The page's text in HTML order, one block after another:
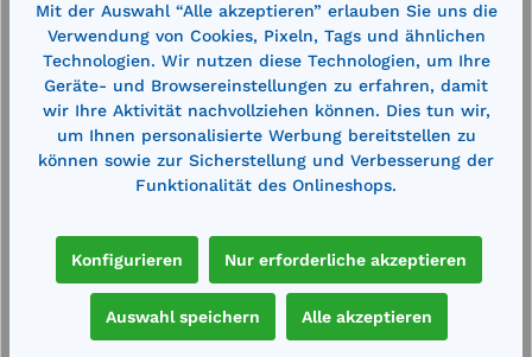
Technische Daten
Haben Sie Fragen?
Mit der Auswahl “Alle akzeptieren” erlauben Sie uns die
Verwendung von Cookies, Pixeln, Tags und ähnlichen
Technologien. Wir nutzen diese Technologien, um Ihre
Geräte- und Browsereinstellungen zu erfahren, damit
wir Ihre Aktivität nachvollziehen können. Dies tun wir,
um Ihnen personalisierte Werbung bereitstellen zu
können sowie zur Sicherstellung und Verbesserung der
Funktionalität des Onlineshops.
Konfigurieren Nur erforderliche akzeptieren
Auswahl speichern Alle akzeptieren